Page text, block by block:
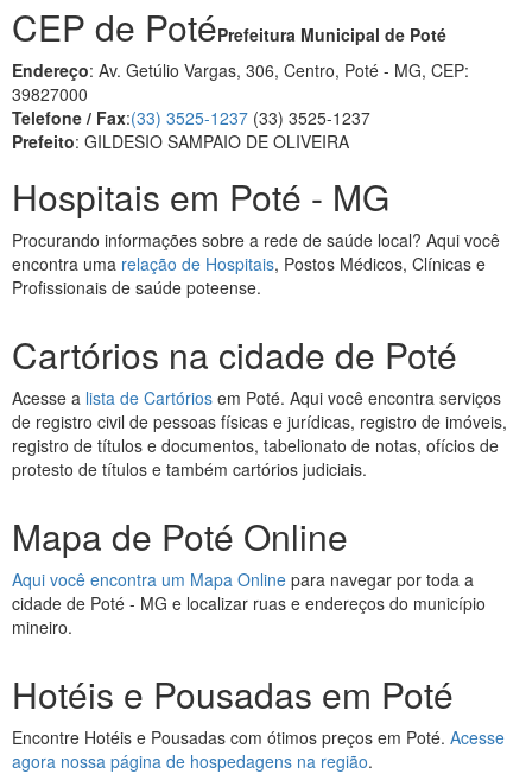
CEP de PotéPrefeitura Municipal de Poté
Endereço: Av. Getúlio Vargas, 306, Centro, Poté - MG, CEP:
39827000
Telefone / Fax:(33) 3525-1237 (33) 3525-1237
Prefeito: GILDESIO SAMPAIO DE OLIVEIRA
Hospitais em Poté - MG
Procurando informações sobre a rede de saúde local? Aqui você
encontra uma relação de Hospitais, Postos Médicos, Clínicas e
Profissionais de saúde poteense.
Cartórios na cidade de Poté
Acesse a lista de Cartórios em Poté. Aqui você encontra serviços
de registro civil de pessoas físicas e jurídicas, registro de imóveis,
registro de títulos e documentos, tabelionato de notas, ofícios de
protesto de títulos e também cartórios judiciais.
Mapa de Poté Online
Aqui você encontra um Mapa Online para navegar por toda a
cidade de Poté - MG e localizar ruas e endereços do município
mineiro.
Hotéis e Pousadas em Poté
Encontre Hotéis e Pousadas com ótimos preços em Poté. Acesse
agora nossa página de hospedagens na região.